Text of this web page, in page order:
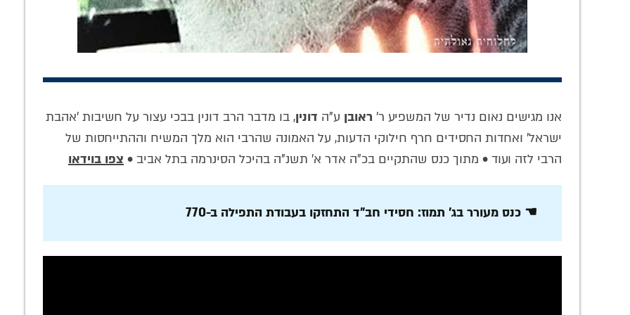
אנו מגישים נאום נדיר של המשפיע ר' ראובן ע"ה דונין, בו מדבר הרב דונין בבכי עצור על חשיבות 'אהבת
ישראל' ואחדות החסידים חרף חילוקי הדעות, על האמונה שהרבי הוא מלך המשיח וההתייחסות של
הרבי לזה ועוד • מתוך כנס שהתקיים בכ"ה אדר א' תשנ"ה בהיכל הסינרמה בתל אביב • צפו בוידאו
☚ כנס מעורר בג' תמוז: חסידי חב"ד התחזקו בעבודת התפילה ב-770
תמונת היום:
המשפיע הרב סגל
לתוכנית הוידאו של
נחשף: הרב עובדיה
יוסף במכתב כאוב
לרבי לצה"ל
הרבי מגלה: ממתי
דווקא התחלתי
שהחסידות תחדור
פנימה: התוועדות
הרב עדין שטיינזלץ
לקט סיפורים על
אדמו"ר הזקן